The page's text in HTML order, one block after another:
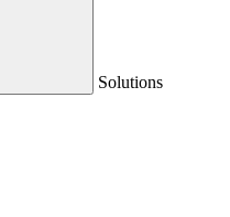
Solutions